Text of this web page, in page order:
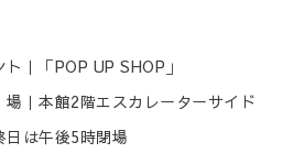
ト｜「POP UP SHOP」
本館2階エスカレーターサイド
は午後5時閉場